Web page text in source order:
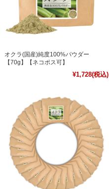
オクラ(国産)純度100%パウダー
【70g】【ネコポス可】
¥1,728(税込)